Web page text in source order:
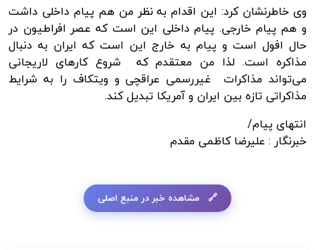
وی خاطرنشان کرد: این اقدام به نظر من هم پیام داخلی داشت
و هم پیام خارجی. پیام داخلی این است که عصر افراطیون در
حال افول است و پیام به خارج این است که ایران به دنبال
مذاکره است. لذا من معتقدم که شروع کارهای لاریجانی
می‌تواند مذاکرات غیررسمی عراقچی و ویتکاف را به شرایط
مذاکراتی تازه بین ایران و آمریکا تبدیل کند.
انتهای پیام/
خبرنگار : علیرضا کاظمی مقدم
مشاهده خبر در منبع اصلی